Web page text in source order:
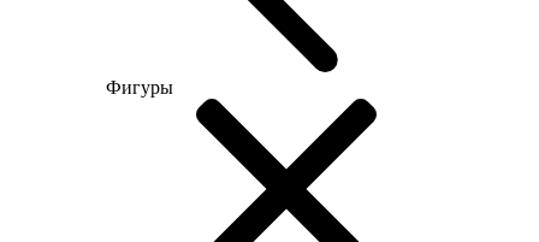
Фигуры